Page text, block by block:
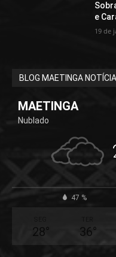
e
19 de
BLOG MAETINGA
MAETINGA
Nublado
47 %
28° 36°